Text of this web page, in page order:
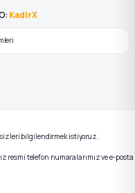
KadirX
sizleri bilgilendirmek istiyoruz.
resmi telefon numaralarımız ve e-posta